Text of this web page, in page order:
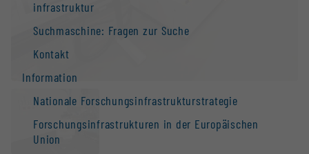
infrastruktur
Suchmaschine: Fragen zur Suche
Kontakt
Information
Nationale Forschungs­infrastruktur­strategie
Forschungs­infrastrukturen in der Europäischen
Union